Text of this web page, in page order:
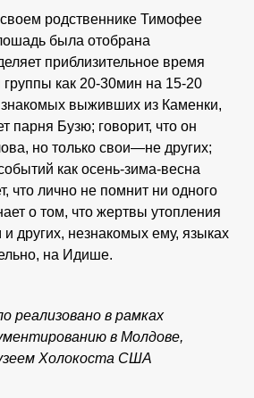
родственнике Тимофее
была отобрана
приблизительное время
как 20-30мин на 15-20
выживших из Каменки,
парня Бузю; говорит, что он
но только свои—не других;
как осень-зима-весна
что лично не помнит ни одного
о том, что жертвы утопления
и других, незнакомых ему, языках
на Идише.
реализовано в рамках
в Молдове,
Холокоста США